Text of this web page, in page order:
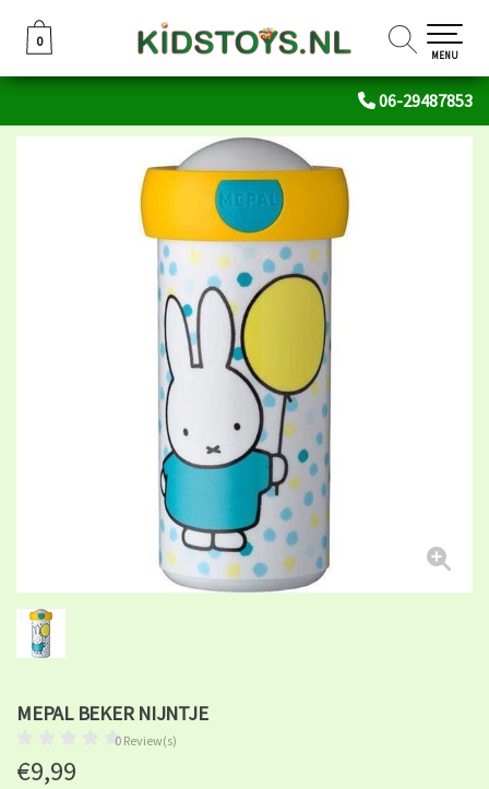
06-29487853
0
0
MENU
MEPAL BEKER NIJNTJE
0 Review(s)
€9,99